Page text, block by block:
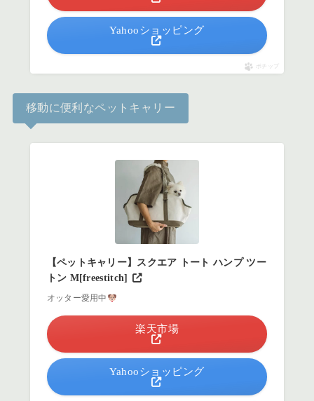
Yahooショッピング
ポチップ
移動に便利なペットキャリー
【ペットキャリー】スクエア トート ハンプ ツー
トン M[freestitch]
オッター愛用中
楽天市場
Yahooショッピング